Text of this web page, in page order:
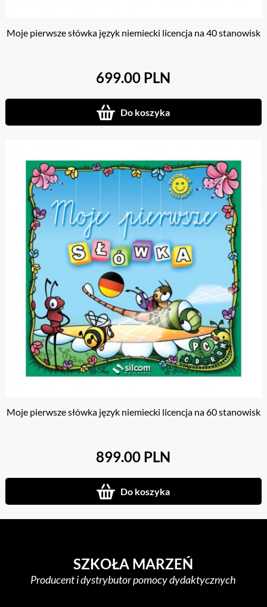
Moje pierwsze słówka język niemiecki licencja na 40 stanowisk
699.00 PLN
Do koszyka
Moje pierwsze słówka język niemiecki licencja na 60 stanowisk
899.00 PLN
Do koszyka
SZKOŁA MARZEŃ
Producent i dystrybutor pomocy dydaktycznych